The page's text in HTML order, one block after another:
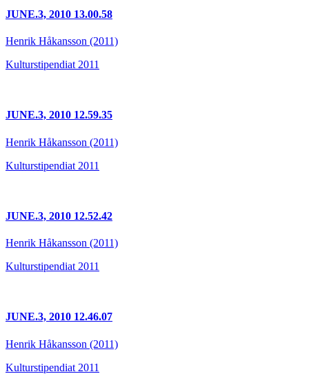
JUNE.3, 2010 13.00.58
Henrik Håkansson (2011)
Kulturstipendiat 2011
JUNE.3, 2010 12.59.35
Henrik Håkansson (2011)
Kulturstipendiat 2011
JUNE.3, 2010 12.52.42
Henrik Håkansson (2011)
Kulturstipendiat 2011
JUNE.3, 2010 12.46.07
Henrik Håkansson (2011)
Kulturstipendiat 2011